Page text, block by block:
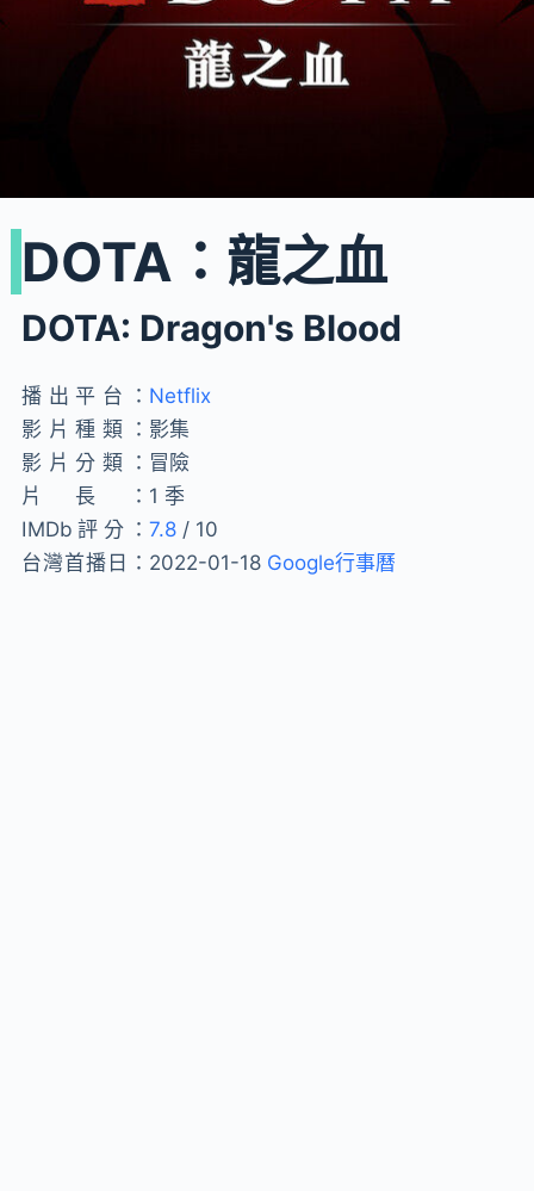
DOTA：龍之血
DOTA: Dragon's Blood
播出平台： Netflix
影片種類： 影集
影片分類： 冒險
片長： 1 季
IMDb評分：7.8 / 10
台灣首播日： 2022-01-18 Google行事曆